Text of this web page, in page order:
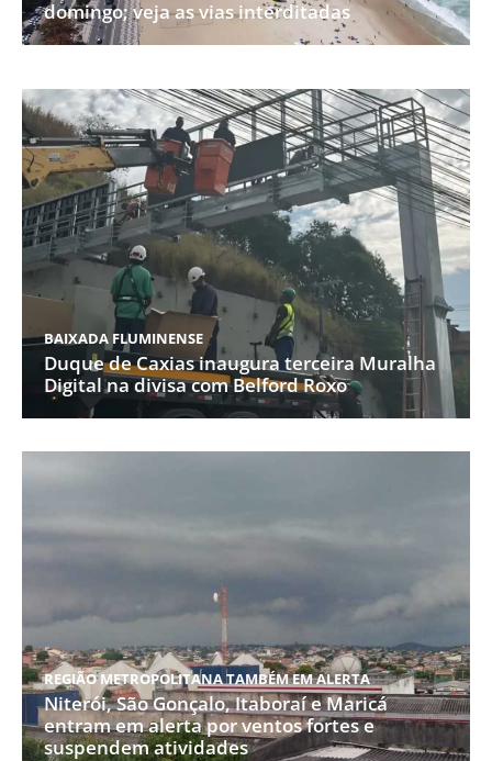
domingo; veja as vias interditadas
BAIXADA FLUMINENSE
Duque de Caxias inaugura terceira Muralha
Digital na divisa com Belford Roxo
REGIÃO METROPOLITANA TAMBÉM EM ALERTA
Niterói, São Gonçalo, Itaboraí e Maricá
entram em alerta por ventos fortes e
suspendem atividades